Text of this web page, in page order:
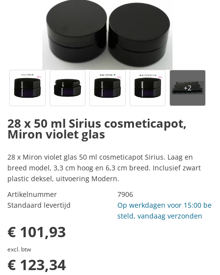
28 x 50 ml Sirius cosmeticapot,
Miron violet glas
28 x Miron violet glas 50 ml cosmeticapot Sirius. Laag en
breed model, 3,3 cm hoog en 6,3 cm breed. Inclusief zwart
plastic deksel, uitvoering Modern.
Artikelnummer
7906
Standaard levertijd
Op werkdagen voor 15:00 be
steld, vandaag verzonden
€ 101,93
excl. btw
€ 123,34